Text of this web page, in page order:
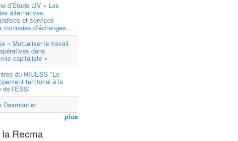
d’Étude LIV « Les
alternatives.
et services
monnaies d’échanges...
« Mutualiser le travail.
dans
capitaliste »
du RIUESS "Le
territorial à la
de l’ESS"
Desmoutier
plus
la Recma